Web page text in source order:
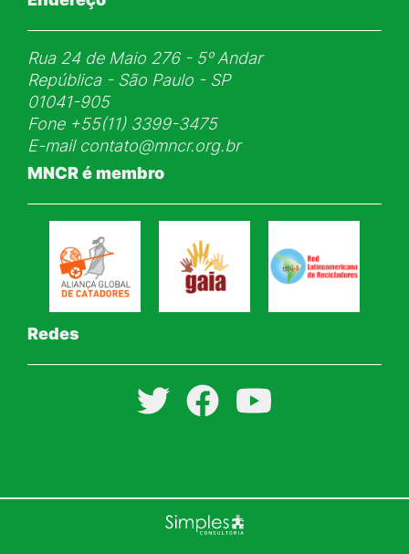
Rua 24 de Maio 276 - 5ᵒ Andar
República - São Paulo - SP
01041-905
Fone+55(11) 3399-3475
E-mail contato@mncr.org.br
MNCR é membro
Redes